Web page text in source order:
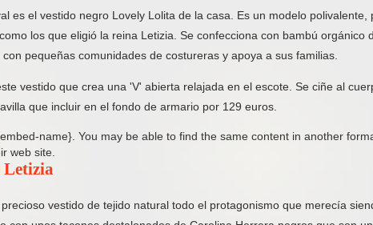
es el vestido negro Lovely Lolita de la casa. Es un modelo polivalente,
los que eligió la reina Letizia. Se confecciona con bambú orgánico
pequeñas comunidades de costureras y apoya a sus familias.
vestido que crea una 'V' abierta relajada en el escote. Se ciñe al
que incluir en el fondo de armario por 129 euros.
name}. You may be able to find the same content in another
web site.
Letizia
vestido de tejido natural todo el protagonismo que merecía